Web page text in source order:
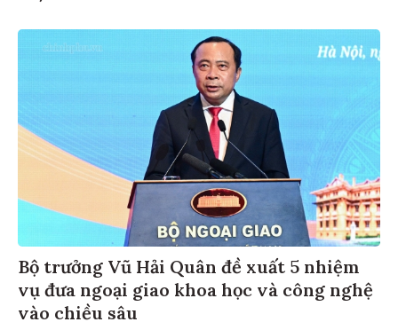
Bộ trưởng Vũ Hải Quân đề xuất 5 nhiệm
vụ đưa ngoại giao khoa học và công nghệ
vào chiều sâu